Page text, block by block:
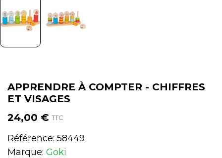
APPRENDRE À COMPTER - CHIFFRES
ET VISAGES
24,00 € TTC
Référence: 58449
Marque: Goki